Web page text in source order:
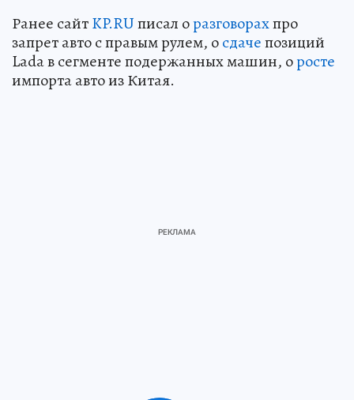
Ранее сайтKP.RUписал оразговорахпро
запрет авто с правым рулем, осдачепозиций
Lada в сегменте подержанных машин, оросте
импорта авто из Китая.